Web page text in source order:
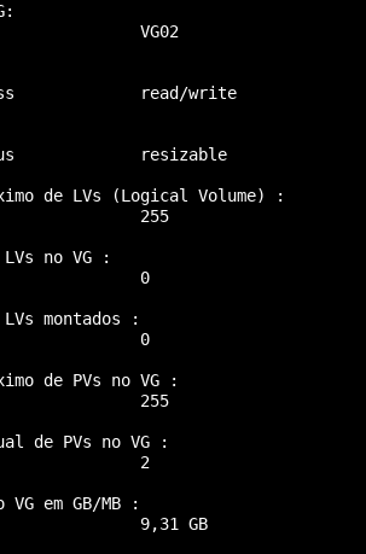
VG02
read/write
resizable
de LVs (Logical Volume) :
255
no VG :
0
montados :
0
de PVs no VG :
255
de PVs no VG :
2
VG em GB/MB :
9,31 GB